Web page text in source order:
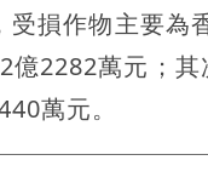
損作物主要為
2282萬元；
萬元。